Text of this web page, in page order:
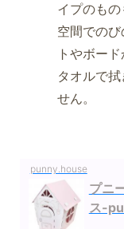
イプのも
空間での
トやボー
タオルで
せん。
punny.house
プニ
ス-